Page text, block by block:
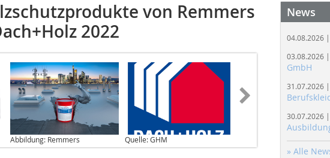
von Remmers
2022
Abbildung: Remmers Quelle: GHM
News
04.08.2026 |
03.08.2026 |
GmbH
31.07.2026 |
30.07.2026 |
» Alle